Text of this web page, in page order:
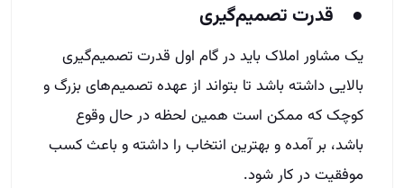
● قدرت تصمیم‌گیری
یک مشاور املاک باید در گام اول قدرت تصمیم‌گیری
بالایی داشته باشد تا بتواند از عهده تصمیم‌های بزرگ و
کوچک که ممکن است همین لحظه در حال وقوع
باشد، بر آمده و بهترین انتخاب را داشته و باعث کسب
موفقیت در کار شود.